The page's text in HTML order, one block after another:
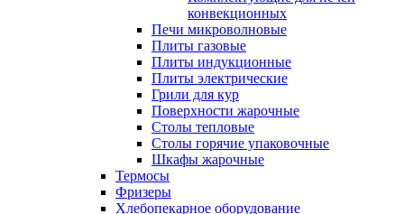
конвекционных
Печи микроволновые
Плиты газовые
Плиты индукционные
Плиты электрические
Грили для кур
Поверхности жарочные
Столы тепловые
Столы горячие упаковочные
Шкафы жарочные
Термосы
Фризеры
Хлебопекарное оборудование